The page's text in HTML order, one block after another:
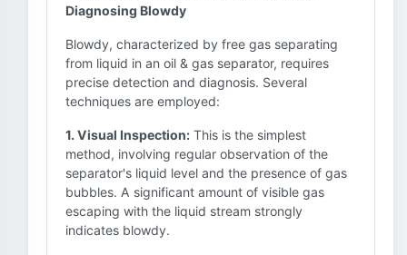
Diagnosing Blowdy
Blowdy, characterized by free gas separating
from liquid in an oil & gas separator, requires
precise detection and diagnosis. Several
techniques are employed:
1. Visual Inspection: This is the simplest
method, involving regular observation of the
separator's liquid level and the presence of gas
bubbles. A significant amount of visible gas
escaping with the liquid stream strongly
indicates blowdy.